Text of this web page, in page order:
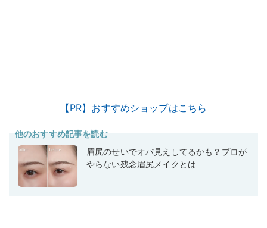
【PR】おすすめショップはこちら
他のおすすめ記事を読む
眉尻のせいでオバ見えしてるかも？プロが
やらない残念眉尻メイクとは